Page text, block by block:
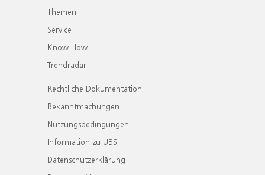
Themen
Service
Know How
Trendradar
Rechtliche Dokumentation
Bekanntmachungen
Nutzungsbedingungen
Information zu UBS
Datenschutzerklärung